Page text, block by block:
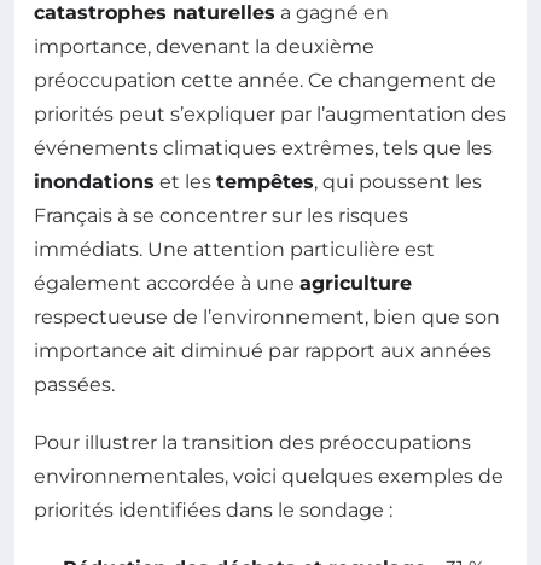
catastrophes naturelles a gagné en
importance, devenant la deuxième
préoccupation cette année. Ce changement de
priorités peut s’expliquer par l’augmentation des
événements climatiques extrêmes, tels que les
inondations et les tempêtes, qui poussent les
Français à se concentrer sur les risques
immédiats. Une attention particulière est
également accordée à une agriculture
respectueuse de l’environnement, bien que son
importance ait diminué par rapport aux années
passées.
Pour illustrer la transition des préoccupations
environnementales, voici quelques exemples de
priorités identifiées dans le sondage :